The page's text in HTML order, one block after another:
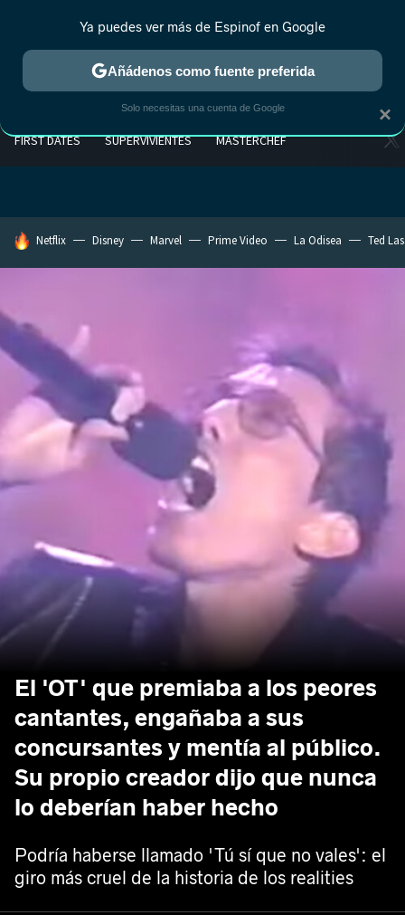
FIRST DATES SUPERVIVIENTES MASTERCHEF
HOY SE HABLA DE
Netflix Disney Marvel Prime Video La Odisea Ted
El 'OT' que premiaba a los peores
cantantes, engañaba a sus
concursantes y mentía al público.
Su propio creador dijo que nunca
lo deberían haber hecho
Podría haberse llamado 'Tú sí que no vales': el
giro más cruel de la historia de los realities
×
Ya puedes ver más de Espinof en Google
Añádenos como fuente preferida
Solo necesitas una cuenta de Google